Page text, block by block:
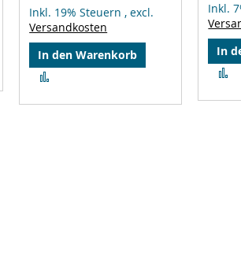
Inkl. 19% Steuern ,excl.
Versandkosten
In den Warenkorb
hinzufügen
Inkl.
In